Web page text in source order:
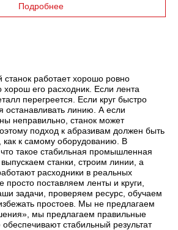
Подробнее
работает хорошо ровно
хорош его расходник. Если лента
перегреется. Если круг быстро
останавливать линию. А если
неправильно, станок может
подход к абразивам должен быть
к самому оборудованию. В
такое стабильная промышленная
станки, строим линии, а
расходники в реальных
просто поставляем ленты и круги,
задачи, проверяем ресурс, обучаем
простоев. Мы не предлагаем
мы предлагаем правильные
стабильный результат